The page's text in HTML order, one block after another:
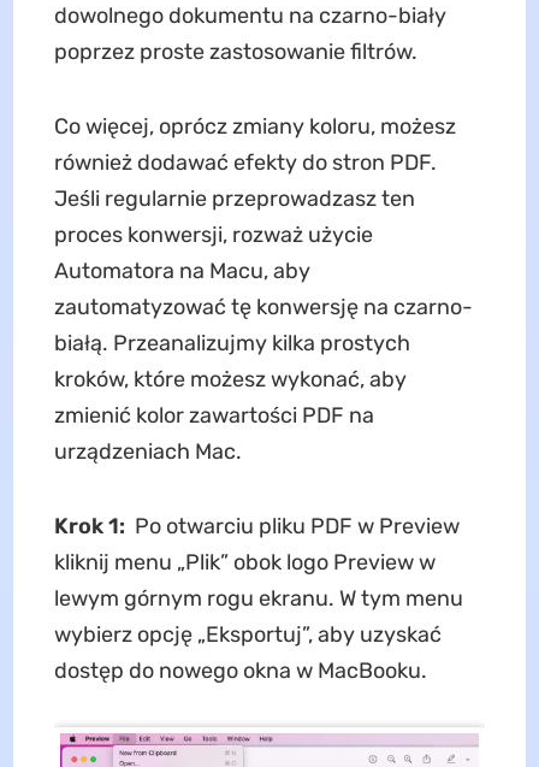
dowolnego dokumentu na czarno-biały
poprzez proste zastosowanie filtrów.
Co więcej, oprócz zmiany koloru, możesz
również dodawać efekty do stron PDF.
Jeśli regularnie przeprowadzasz ten
proces konwersji, rozważ użycie
Automatora na Macu, aby
zautomatyzować tę konwersję na czarno-
białą. Przeanalizujmy kilka prostych
kroków, które możesz wykonać, aby
zmienić kolor zawartości PDF na
urządzeniach Mac.
Krok 1: Po otwarciu pliku PDF w Preview
kliknij menu „Plik” obok logo Preview w
lewym górnym rogu ekranu. W tym menu
wybierz opcję „Eksportuj”, aby uzyskać
dostęp do nowego okna w MacBooku.